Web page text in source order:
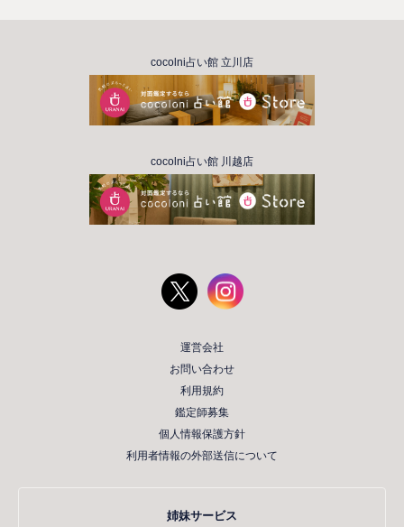
cocolni占い館 立川店
cocolni占い館 川越店
運営会社
お問い合わせ
利用規約
鑑定師募集
個人情報保護方針
利用者情報の外部送信について
姉妹サービス